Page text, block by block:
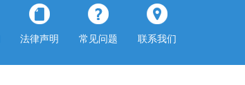
法律声明 常见问题 联系我们